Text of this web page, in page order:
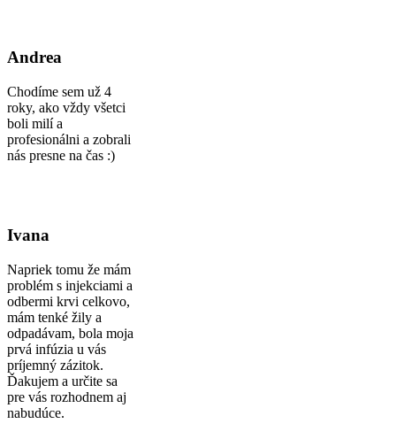
Andrea
Chodíme sem už 4
roky, ako vždy všetci
boli milí a
profesionálni a zobrali
nás presne na čas :)
Ivana
Napriek tomu že mám
problém s injekciami a
odbermi krvi celkovo,
mám tenké žily a
odpadávam, bola moja
prvá infúzia u vás
príjemný zázitok.
Ďakujem a určite sa
pre vás rozhodnem aj
nabudúce.